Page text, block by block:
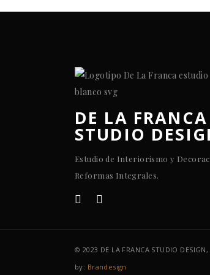
DE LA FRANCA
STUDIO
Estudio de Interiorismo y
Reformas Integrales.
© 2023 DE LA FRANCA STUDIO
by: Brandesign